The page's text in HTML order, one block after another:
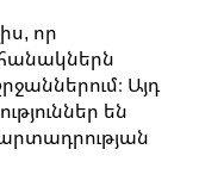
որ
Այդ
են